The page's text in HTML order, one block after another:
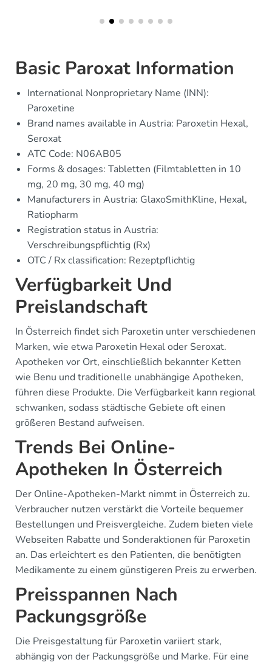
Basic Paroxat Information
International Nonproprietary Name (INN):
Paroxetine
Brand names available in Austria: Paroxetin Hexal,
Seroxat
ATC Code: N06AB05
Forms & dosages: Tabletten (Filmtabletten in 10
mg, 20 mg, 30 mg, 40 mg)
Manufacturers in Austria: GlaxoSmithKline, Hexal,
Ratiopharm
Registration status in Austria:
Verschreibungspflichtig (Rx)
OTC / Rx classification: Rezeptpflichtig
Verfügbarkeit Und
Preislandschaft
In Österreich findet sich Paroxetin unter verschiedenen
Marken, wie etwa Paroxetin Hexal oder Seroxat.
Apotheken vor Ort, einschließlich bekannter Ketten
wie Benu und traditionelle unabhängige Apotheken,
führen diese Produkte. Die Verfügbarkeit kann regional
schwanken, sodass städtische Gebiete oft einen
größeren Bestand aufweisen.
Trends Bei Online-
Apotheken In Österreich
Der Online-Apotheken-Markt nimmt in Österreich zu.
Verbraucher nutzen verstärkt die Vorteile bequemer
Bestellungen und Preisvergleiche. Zudem bieten viele
Webseiten Rabatte und Sonderaktionen für Paroxetin
an. Das erleichtert es den Patienten, die benötigten
Medikamente zu einem günstigeren Preis zu erwerben.
Preisspannen Nach
Packungsgröße
Die Preisgestaltung für Paroxetin variiert stark,
abhängig von der Packungsgröße und Marke. Für eine